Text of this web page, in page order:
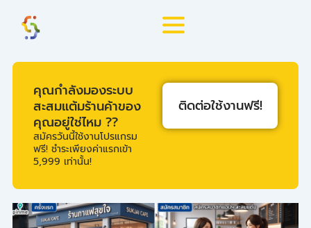
content
คุณกำลังมองระบบ
สะสมแต้มร้านค้าของ
คุณอยู่ใช่ไหม ??
สมัครวันนี้ใช้งานโปรแกรม
ฟรี! ชำระเพียงค่าแรกเข้า
5,999 เท่านั้น!
ติดต่อใช้งานฟรี!